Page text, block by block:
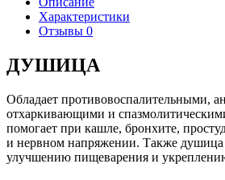
Характеристики
Отзывы 0
ДУШИЦА
Обладает противовоспалительными,
отхаркивающими и
помогает при кашле, бронхите,
и нервном напряжении. Также душица
улучшению пищеварения и